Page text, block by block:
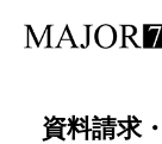
資料請求